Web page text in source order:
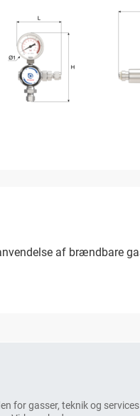
af brændbare
for gasser, teknik og services